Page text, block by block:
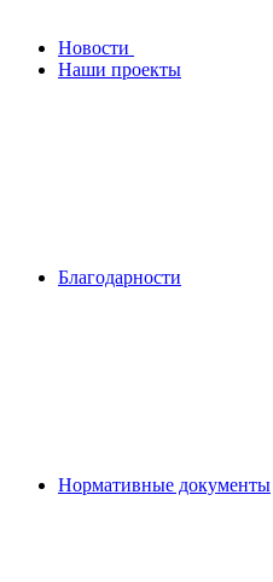
Новости
Наши проекты
Благодарности
Нормативные документы